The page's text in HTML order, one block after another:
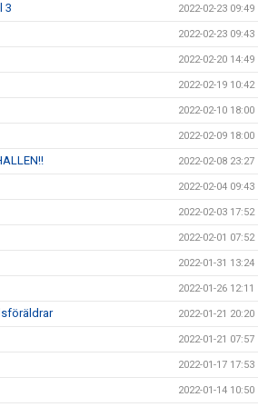
3 2022-02-23 09:49
2022-02-23 09:43
2022-02-20 14:49
2022-02-19 10:42
2022-02-10 18:00
2022-02-09 18:00
2022-02-08 23:27
2022-02-04 09:43
2022-02-03 17:52
2022-02-01 07:52
2022-01-31 13:24
2022-01-26 12:11
2022-01-21 20:20
2022-01-21 07:57
2022-01-17 17:53
2022-01-14 10:50